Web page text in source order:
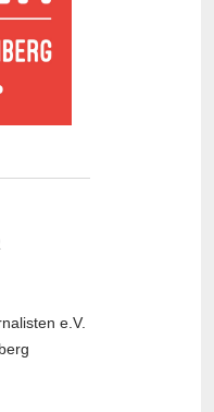
e.V.